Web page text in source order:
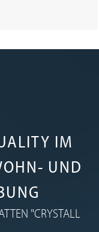
IM
UND
"CRYSTALL